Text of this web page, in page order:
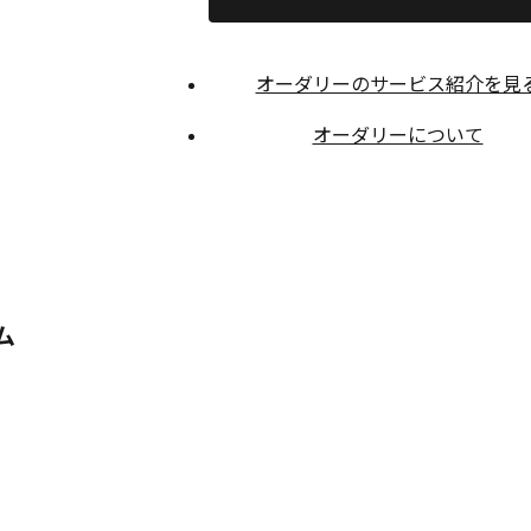
オーダリーのサービス紹介を見
オーダリーについて